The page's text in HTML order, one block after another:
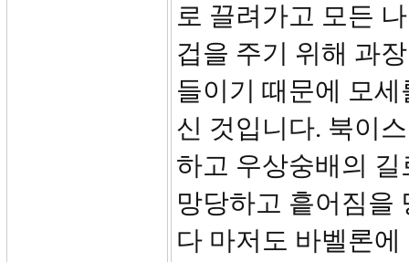
로 끌려가고 모든
겁을 주기 위해 과
들이기 때문에 모
신 것입니다. 북이
하고 우상숭배의
망당하고 흩어짐을
다 마저도 바벨론